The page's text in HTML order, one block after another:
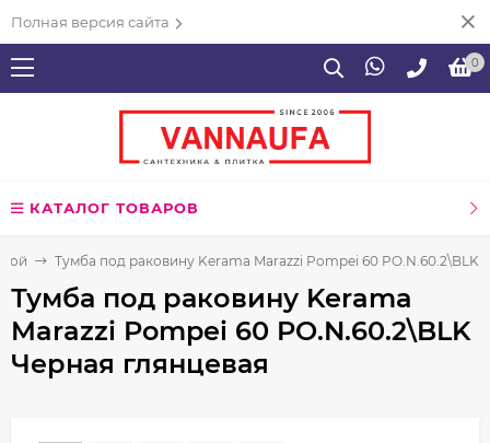
Полная версия сайта
0
КАТАЛОГ ТОВАРОВ
Тумба под раковину Kerama Marazzi Pompei 60 PO.N.60.2\BLK
Тумба под раковину Kerama
Marazzi Pompei 60 PO.N.60.2\BLK
Черная глянцевая